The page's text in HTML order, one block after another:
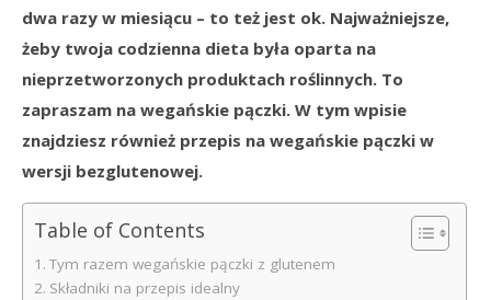
dwa razy w miesiącu – to też jest ok. Najważniejsze,
żeby twoja codzienna dieta była oparta na
nieprzetworzonych produktach roślinnych. To
zapraszam na wegańskie pączki. W tym wpisie
znajdziesz również przepis na wegańskie pączki w
wersji bezglutenowej.
Table of Contents
Tym razem wegańskie pączki z glutenem
Składniki na przepis idealny